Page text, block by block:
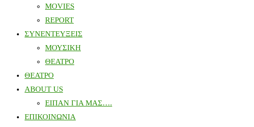
MOVIES
REPORT
ΣΥΝΕΝΤΕΥΞΕΙΣ
ΜΟΥΣΙΚΗ
ΘΕΑΤΡΟ
ΘΕΑΤΡΟ
ABOUT US
ΕΙΠΑΝ ΓΙΑ ΜΑΣ….
ΕΠΙΚΟΙΝΩΝΙΑ